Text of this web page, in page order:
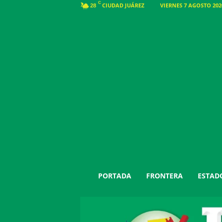
28 C CIUDAD JUÁREZ VIERNES 7 AGOSTO
PORTADA FRONTERA